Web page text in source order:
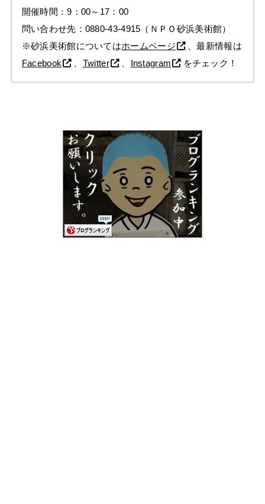
開催時間：9：00～17：00
問い合わせ先：0880-43-4915（ＮＰＯ砂浜美術館）
※砂浜美術館についてはホームページ
、最新情報は
Facebook
Twitter Instagram をチェック！